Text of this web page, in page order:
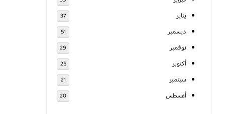
يناير 37
ديسمبر 51
نوفمبر 29
أكتوبر 25
سبتمبر 21
أغسطس 20